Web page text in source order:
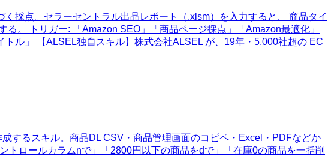
採点。セラーセントラル出品レポート（.xlsm）を入力すると、 商品タイ
。 トリガー: 「Amazon SEO」「商品ページ採点」「Amazon最適化」
ル」 【ALSEL独自スキル】株式会社ALSEL が、19年・5,000社超の EC
するスキル。商品DL CSV・商品管理画面のコピペ・Excel・PDFなどか
ロールカラムnで」「2800円以下の商品をdで」「在庫0の商品を一括削